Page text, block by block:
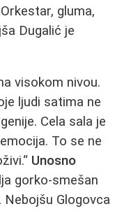
gluma,
Dugalić je
visokom nivou.
ljudi satima ne
Cela sala je
To se ne
Unosno
gorko-smešan
Nebojšu Glogovca